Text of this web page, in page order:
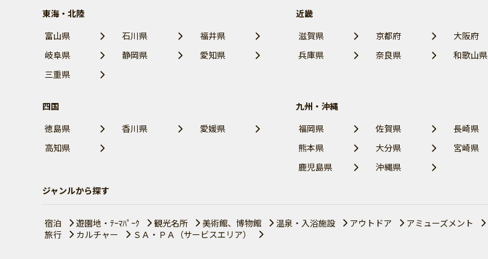
東海・北陸
富山県
石川県
福井県
岐阜県
静岡県
愛知県
三重県
近畿
滋賀県
京都府
大阪府
兵庫県
奈良県 和歌山県
四国
徳島県
香川県
愛媛県
高知県
九州・沖縄
福岡県
佐賀県
長崎県
熊本県
大分県
宮崎県
鹿児島県
沖縄県
ジャンルから探す
宿泊 遊園地・ﾃｰﾏﾊﾟｰｸ 観光名所 美術館、博物館 温泉・入浴施設 アウトドア アミューズメント
旅行
カルチャー ＳＡ・ＰＡ（サービスエリア）